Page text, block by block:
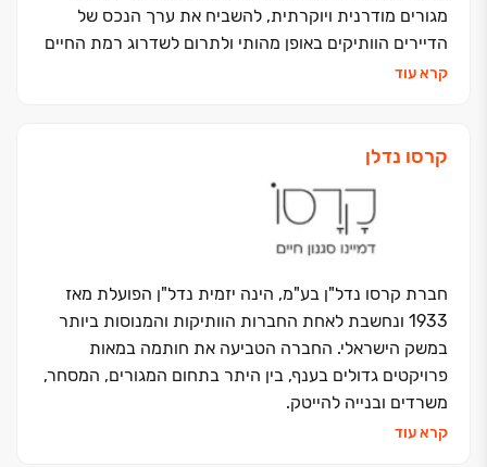
מגורים מודרנית ויוקרתית, להשביח את ערך הנכס של
הדיירים הוותיקים באופן מהותי ולתרום לשדרוג רמת החיים
שלהם.
החברות מעמד מוביל בתחום ההתחדשות העירונית, ממנו
נהנים הדיירים הוותיקים והחדשים, הקהילה והעיר בה הן
קרא עוד
קרסו נדלן
חברת קרסו נדל"ן בע"מ, הינה יזמית נדל"ן הפועלת מאז
1933 ונחשבת לאחת החברות הוותיקות והמנוסות ביותר
במשק הישראלי. החברה הטביעה את חותמה במאות
פרויקטים גדולים בענף, בין היתר בתחום המגורים, המסחר,
משרדים ובנייה להייטק.
בשנים האחרונות משקיעה החברה את מיטב המשאבים על
קרא עוד